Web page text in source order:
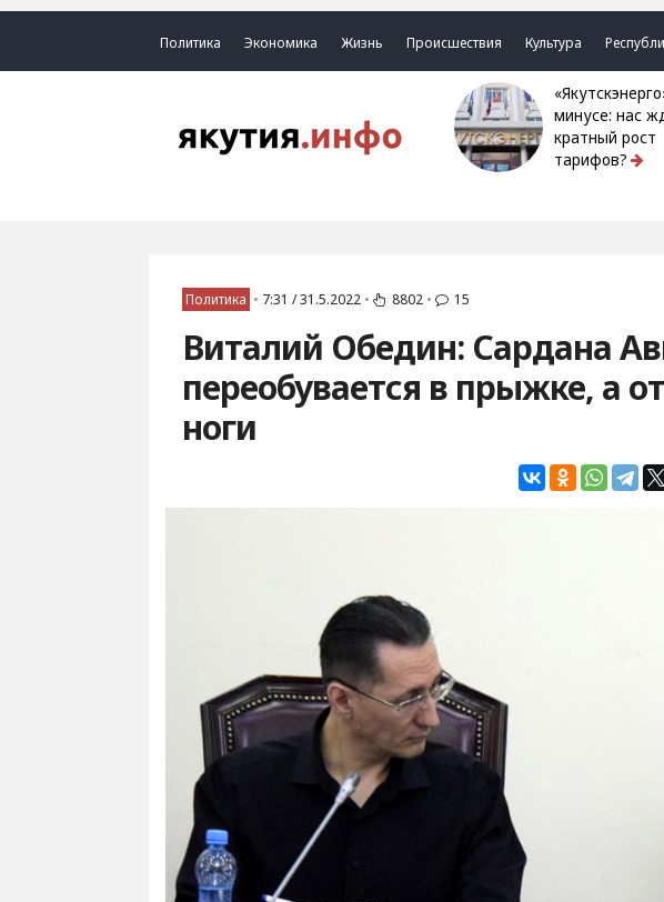
Политика Экономика Жизнь Происшествия Культура
«Якутскэнерго» в
минусе: нас
кратный рост
тарифов?
Политика • 7:31 / 31.5.2022 • 8802 • 15
Виталий Обедин: Сардана
переобувается в прыжке, а
ноги